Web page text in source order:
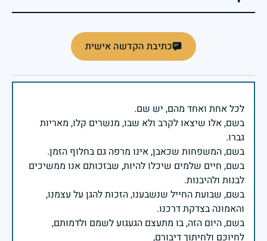
כתיבת הקדשה אישית
בשם, אלו שיצאו לקרב ולא שבו, מנשרים קלו, מאריות
בשם, חיים שלמים שיכלו להיות, שבזכותם אנו ממשיכים
בשם, שבועת החייל שנשבענו, הזכות להגן על עצמנו,
בשם, היום הזה, בו מתעצם הגעגוע לשמם ולדמותם,